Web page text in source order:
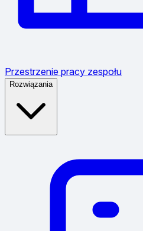
Przestrzenie pracy zespołu
Rozwiązania